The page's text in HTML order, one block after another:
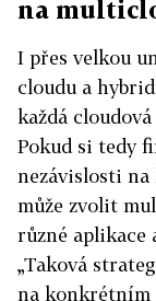
na
I přes velkou
cloudu a
každá
Pokud si tedy
nezávislosti
může zvolit
různé aplikace
„Taková
na konkrétním